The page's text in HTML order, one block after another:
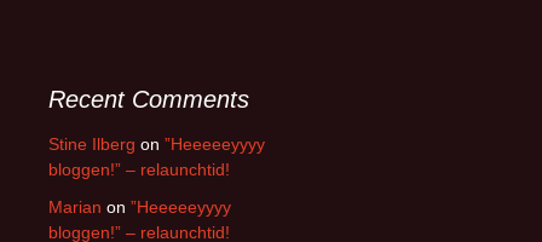
Recent Comments
Stine Ilberg on ”Heeeeeyyyy
bloggen!” – relaunchtid!
Marian on ”Heeeeeyyyy
bloggen!” – relaunchtid!